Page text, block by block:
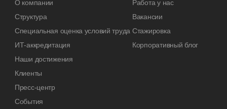
О компании
Структура
Специальная оценка условий труда
ИТ-аккредитация
Наши достижения
Клиенты
Пресс-центр
События
Работа у нас
Вакансии
Стажировка
Корпоративный блог